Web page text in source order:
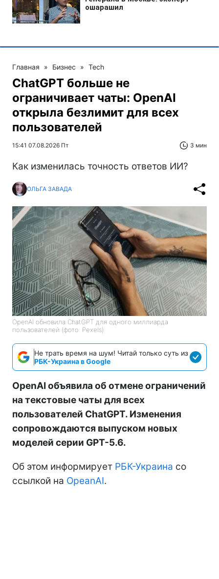
Главная » Бизнес » Tech
ChatGPT больше не
ограничивает чаты: OpenAI
открыла безлимит для всех
пользователей
15:41 07.08.2026 Пт 3 мин
Как изменилась точность ответов ИИ?
ОЛЬГА ЗАВАДА
OpenAI обновила ChatGPT для одного миллиарда
пользователей (фото: Pexels)
Не трать время на шум! Читай только суть из
РБК-Украина в Google
OpenAI объявила об отмене ограничений
на текстовые чаты для всех
пользователей ChatGPT. Изменения
сопровождаются выпуском новых
моделей серии GPT-5.6.
Об этом информирует РБК-Украина со
ссылкой на OpeanAI.